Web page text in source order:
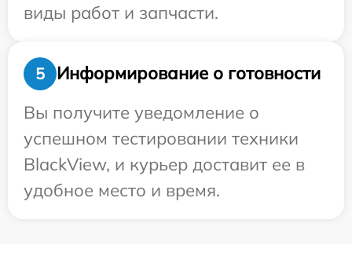
виды работ и запчасти.
5
Информирование о готовности
Вы получите уведомление о
успешном тестировании техники
BlackView, и курьер доставит ее в
удобное место и время.